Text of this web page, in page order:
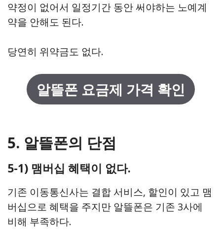
약정이 없어서 일정기간 동안 써야하는 노예계
약을 안해도 된다.
당연히 위약금도 없다.
알뜰폰 요금제 가격 확인
5. 알뜰폰의 단점
5-1) 맴버십 혜택이 없다.
기존 이동통신사는 결합 서비스, 할인이 있고 맴
버십으로 혜택을 주지만 알뜰폰은 기존 3사에
비해 부족하다.